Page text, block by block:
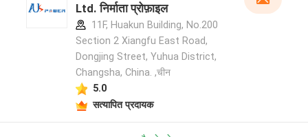
Ltd. निर्माता प्रोफ़ाइल
11F, Huakun Building, No.200
Section 2 Xiangfu East Road,
Dongjing Street, Yuhua District,
Changsha, China. ,चीन
5.0
सत्यापित प्रदायक